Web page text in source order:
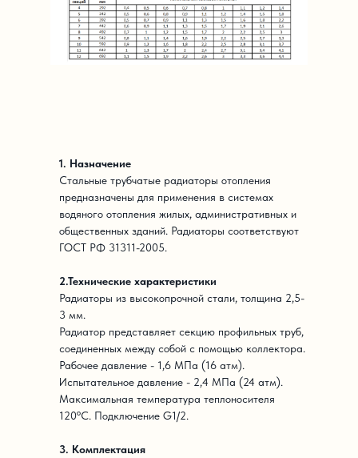
1. Назначение
Стальные трубчатые радиаторы отопления
предназначены для применения в системах
водяного отопления жилых, административных и
общественных зданий. Радиаторы соответствуют
ГОСТ РФ 31311-2005.
2.Технические характеристики
Радиаторы из высокопрочной стали, толщина 2,5-
3 мм.
Радиатор представляет секцию профильных труб,
соединенных между собой с помощью коллектора.
Рабочее давление - 1,6 МПа (16 атм).
Испытательное давление - 2,4 МПа (24 атм).
Максимальная температура теплоносителя
120ºС. Подключение G1/2.
3. Комплектация